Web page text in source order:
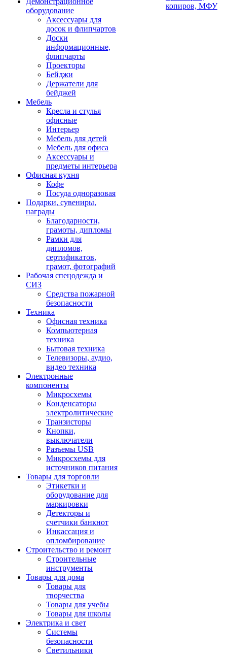
оборудование
Аксессуары для
досок и флипчартов
Доски
информационные,
флипчарты
Проекторы
Бейджи
Держатели для
бейджей
Мебель
Кресла и стулья
офисные
Интерьер
Мебель для детей
Мебель для офиса
Аксессуары и
предметы интерьера
Офисная кухня
Кофе
Посуда одноразовая
Подарки, сувениры,
награды
Благодарности,
грамоты, дипломы
Рамки для
дипломов,
сертификатов,
грамот, фотографий
Рабочая спецодежда и
СИЗ
Средства пожарной
безопасности
Техника
Офисная техника
Компьютерная
техника
Бытовая техника
Телевизоры, аудио,
видео техника
Электронные
компоненты
Микросхемы
Конденсаторы
электролитические
Транзисторы
Кнопки,
выключатели
Разъемы USB
Микросхемы для
источников питания
Товары для торговли
Этикетки и
оборудование для
маркировки
Детекторы и
счетчики банкнот
Инкассация и
опломбирование
Строительство и ремонт
Строительные
инструменты
Товары для дома
Товары для
творчества
Товары для учебы
Товары для школы
Электрика и свет
Системы
безопасности
Светильники
копиров, МФУ